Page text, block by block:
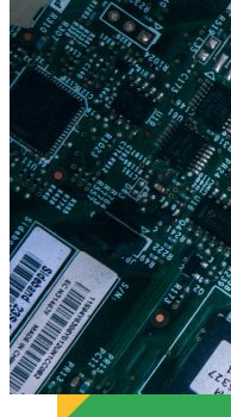
Print'Minute
Pourquoi les outils